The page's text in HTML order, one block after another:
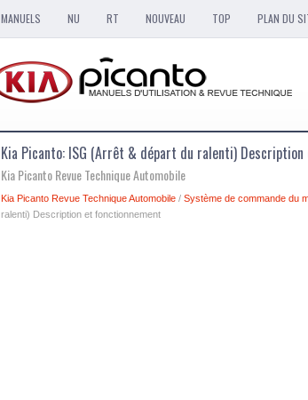
MANUELS NU RT NOUVEAU TOP PLAN DU
Kia Picanto: ISG (Arrêt & départ du ralenti)
Kia Picanto Revue Technique Automobile
Kia Picanto Revue Technique Automobile / Système de commande du
ralenti) Description et fonctionnement